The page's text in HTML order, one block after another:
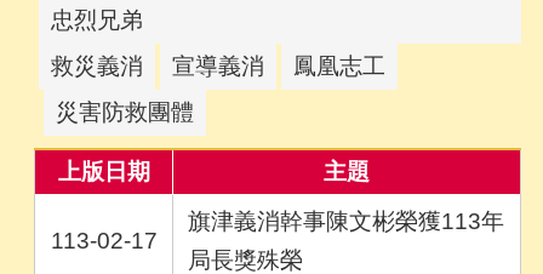
忠烈兄弟
救災義消
宣導義消
鳳凰志工
災害防救團體
上版日期 主題
113-02-17
旗津義消幹事陳文彬榮獲113年
局長獎殊榮